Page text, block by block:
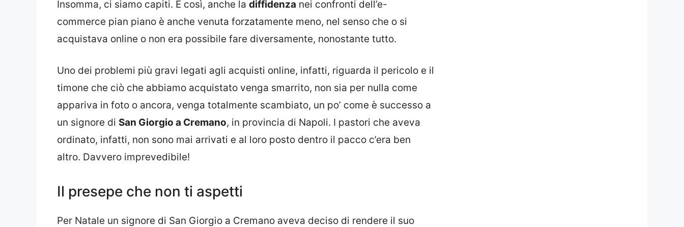
Insomma, ci siamo capiti. E così, anche la diffidenza nei confronti dell’e-
commerce pian piano è anche venuta forzatamente meno, nel senso che o si
acquistava online o non era possibile fare diversamente, nonostante tutto.
Uno dei problemi più gravi legati agli acquisti online, infatti, riguarda il pericolo e il
timone che ciò che abbiamo acquistato venga smarrito, non sia per nulla come
appariva in foto o ancora, venga totalmente scambiato, un po’ come è successo a
un signore di San Giorgio a Cremano, in provincia di Napoli. I pastori che aveva
ordinato, infatti, non sono mai arrivati e al loro posto dentro il pacco c’era ben
altro. Davvero imprevedibile!
Il presepe che non ti aspetti
Per Natale un signore di San Giorgio a Cremano aveva deciso di rendere il suo